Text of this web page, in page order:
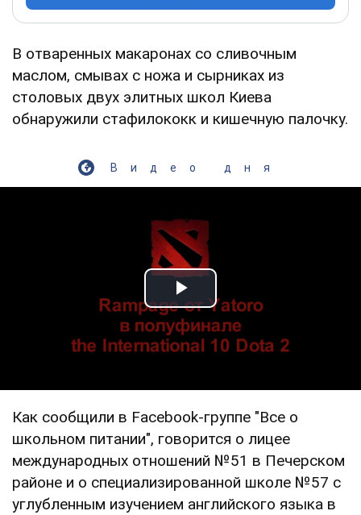
В отваренных макаронах со сливочным
маслом, смывах с ножа и сырниках из
столовых двух элитных школ Киева
обнаружили стафилококк и кишечную палочку.
Видео дня
Play Video
Как сообщили в Facebook-группе "Все о
школьном питании", говорится о лицее
международных отношений №51 в Печерском
районе и о специализированной школе №57 с
углубленным изучением английского языка в